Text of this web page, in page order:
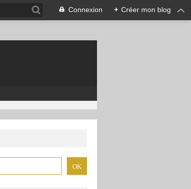
Connexion + Créer mon blog